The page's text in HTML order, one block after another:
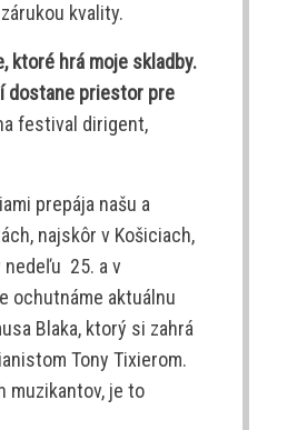
kvality.
ktoré hrá moje skladby.
dostane priestor pre
festival dirigent,
prepája našu a
najskôr v Košiciach,
nedeľu 25. a v
ochutnáme aktuálnu
Blaka, ktorý si zahrá
Tony Tixierom.
muzikantov, je to